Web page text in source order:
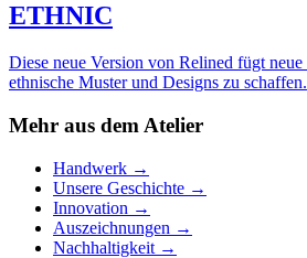
ETHNIC
Diese neue Version von Relined fügt
ethnische Muster und Designs zu schaffen.
Mehr aus dem Atelier
Handwerk →
Unsere Geschichte →
Innovation →
Auszeichnungen →
Nachhaltigkeit →